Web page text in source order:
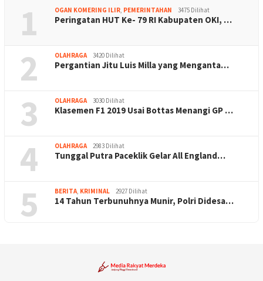
1 OGAN KOMERING ILIR, PEMERINTAHAN 3475 Dilihat
Peringatan HUT Ke- 79 RI Kabupaten OKI, …
2 OLAHRAGA 3420 Dilihat
Pergantian Jitu Luis Milla yang Menganta…
3 OLAHRAGA 3030 Dilihat
Klasemen F1 2019 Usai Bottas Menangi GP …
4 OLAHRAGA 2983 Dilihat
Tunggal Putra Paceklik Gelar All England…
5 BERITA, KRIMINAL 2927 Dilihat
14 Tahun Terbunuhnya Munir, Polri Didesa…